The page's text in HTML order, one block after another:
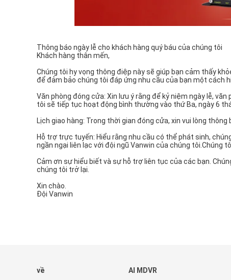
Thông báo ngày lễ cho khách hàng quý báu của chúng tôi
Khách hàng thân mến,
Chúng tôi hy vọng thông điệp này sẽ giúp bạn cảm thấy
để đảm bảo chúng tôi đáp ứng nhu cầu của bạn một cách
Văn phòng đóng cửa: Xin lưu ý rằng để kỷ niệm ngày lễ,
tôi sẽ tiếp tục hoạt động bình thường vào thứ Ba, ngày 6
Lịch giao hàng: Trong thời gian đóng cửa, xin vui lòng
Hỗ trợ trực tuyến: Hiểu rằng nhu cầu có thể phát sinh,
ngần ngại liên lạc với đội ngũ Vanwin của chúng tôi.Chúng
Cảm ơn sự hiểu biết và sự hỗ trợ liên tục của các bạn.
chúng tôi trở lại.
Xin chào.
Đội Vanwin
về AI MDVR